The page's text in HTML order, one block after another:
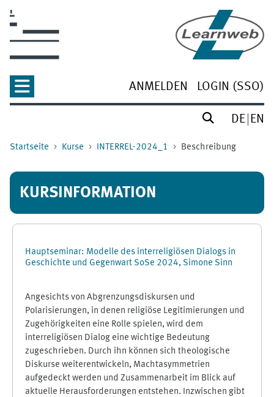
ANMELDEN LOGIN (SSO)
DE EN
Startseite Kurse INTERREL-2024_1 Beschreibung
KURSINFORMATION
Hauptseminar: Modelle des interreligiösen Dialogs in
Geschichte und Gegenwart SoSe 2024, Simone Sinn
Angesichts von Abgrenzungsdiskursen und
Polarisierungen, in denen religiöse Legitimierungen und
Zugehörigkeiten eine Rolle spielen, wird dem
interreligiösen Dialog eine wichtige Bedeutung
zugeschrieben. Durch ihn können sich theologische
Diskurse weiterentwickeln, Machtasymmetrien
aufgedeckt werden und Zusammenarbeit im Blick auf
aktuelle Herausforderungen entstehen. Inzwischen gibt